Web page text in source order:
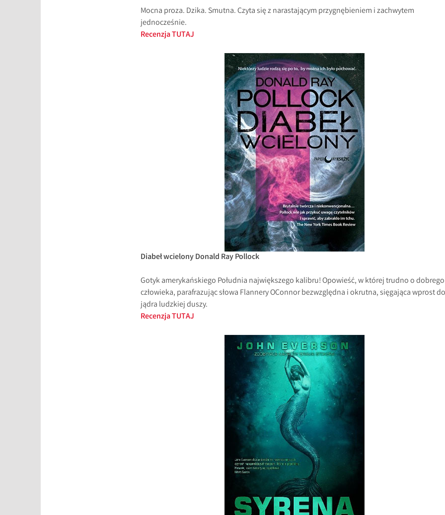
Mocna proza. Dzika. Smutna. Czyta się z narastającym przygnębieniem i zachwytem
jednocześnie.
Recenzja TUTAJ
Diabeł wcielony Donald Ray Pollock
Gotyk amerykańskiego Południa największego kalibru! Opowieść, w której trudno o dobrego
człowieka, parafrazując słowa Flannery OConnor bezwzględna i okrutna, sięgająca wprost do
jądra ludzkiej duszy.
Recenzja TUTAJ